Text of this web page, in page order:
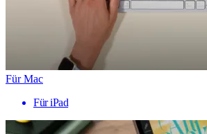
Für Mac
Für iPad